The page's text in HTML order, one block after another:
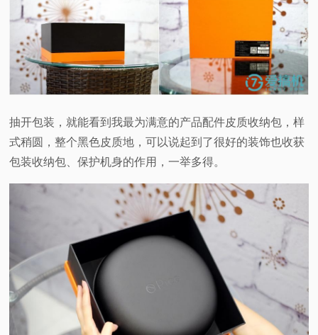
抽开包装，就能看到我最为满意的产品配件皮质收纳包，样
式稍圆，整个黑色皮质地，可以说起到了很好的装饰也收获
包装收纳包、保护机身的作用，一举多得。